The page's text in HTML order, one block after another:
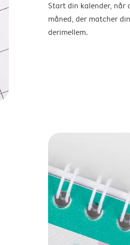
Start din kalender, når
måned, der matcher
derimellem.